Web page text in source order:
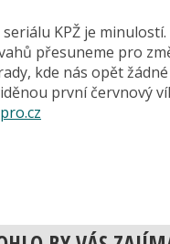
KPŽ je
přesuneme pro
kde nás opět
první červnový